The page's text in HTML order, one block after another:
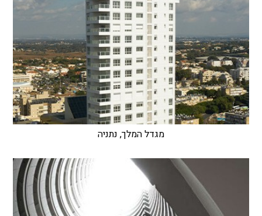
מגדל המלך, נתניה